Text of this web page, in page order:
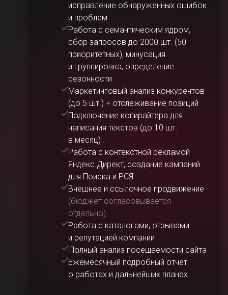
исправление обнаруженных ошибок
и проблем
Работа с семантическим ядром,
сбор запросов до 2000 шт. (50
приоритетных), минусация
и группировка, определение
сезонности
Маркетинговый анализ конкурентов
(до 5 шт.) + отслеживание позиций
Подключение копирайтера для
написания текстов (до 10 шт.
в месяц)
Работа с контекстной рекламой
Яндекс.Директ, создание кампаний
для Поиска и РСЯ
Внешнее и ссылочное продвижение
(бюджет согласовывается
отдельно)
Работа с каталогами, отзывами
и репутацией компании
Полный анализ посещаемости сайта
Ежемесячный подробный отчет
о работах и дальнейших планах